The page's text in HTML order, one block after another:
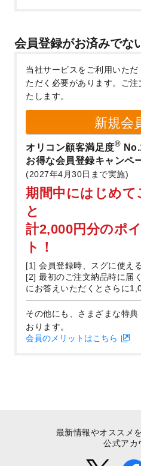
会員登録がお済みでな
当社サービスをご利用いた
ただく必要があります。
ご
たします。
新規会
オリコン顧客満足度®
お得な会員登録キャンペ
(2027年4月30日まで実施)
期間中にはじめて
と
計2,000円分のポ
ト！
[1] 会員登録時、スグに使え
[2] 最初のご注文納品時に届
にお答えいただくとさらに
その他にも、さまざまな特
おります。
会員のメリットはこちら
最新情報やオススメ
公式アカ